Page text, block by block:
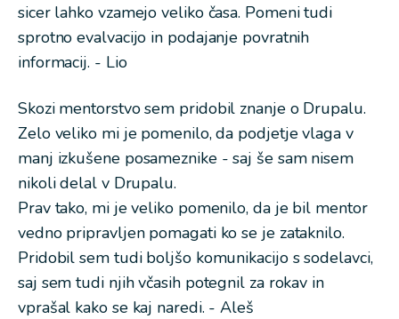
sicer lahko vzamejo veliko časa. Pomeni tudi
sprotno evalvacijo in podajanje povratnih
informacij. - Lio
Skozi mentorstvo sem pridobil znanje o Drupalu.
Zelo veliko mi je pomenilo, da podjetje vlaga v
manj izkušene posameznike - saj še sam nisem
nikoli delal v Drupalu.
Prav tako, mi je veliko pomenilo, da je bil mentor
vedno pripravljen pomagati ko se je zataknilo.
Pridobil sem tudi boljšo komunikacijo s sodelavci,
saj sem tudi njih včasih potegnil za rokav in
vprašal kako se kaj naredi. - Aleš